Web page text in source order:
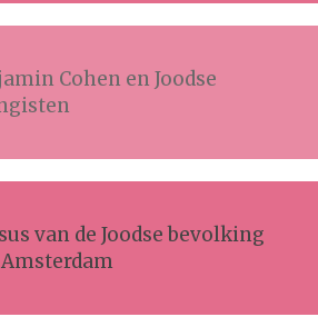
Cohen en Joodse
van de Joodse bevolking